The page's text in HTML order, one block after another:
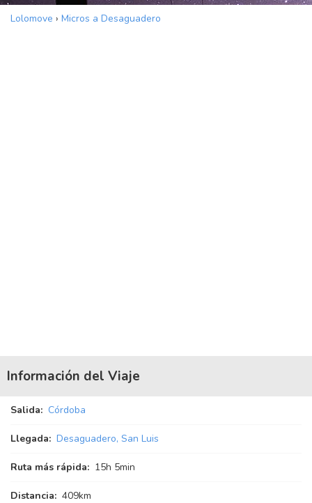
Lolomove › Micros a Desaguadero
Información del Viaje
Salida: Córdoba
Llegada: Desaguadero, San Luis
Ruta más rápida: 15h 5min
Distancia: 409km